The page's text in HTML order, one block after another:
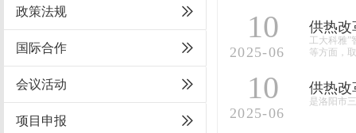
政策法规
国际合作
会议活动
项目申报
10
2025-06
供热改
工大科雅”
等方面，
10
2025-06
供热改
是洛阳市